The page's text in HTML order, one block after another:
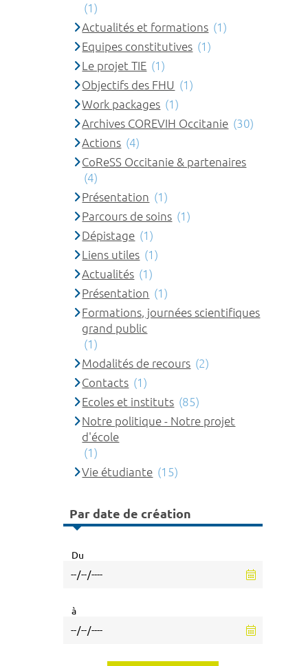
(1)
Actualités et formations (1)
Equipes constitutives (1)
Le projet TIE (1)
Objectifs des FHU (1)
Work packages (1)
Archives COREVIH Occitanie (30)
Actions (4)
CoReSS Occitanie & partenaires
(4)
Présentation (1)
Parcours de soins (1)
Dépistage (1)
Liens utiles (1)
Actualités (1)
Présentation (1)
Formations, journées scientifiques
grand public
(1)
Modalités de recours (2)
Contacts (1)
Ecoles et instituts (85)
Notre politique - Notre projet
d'école
(1)
Vie étudiante (15)
Par date de création
Du
à